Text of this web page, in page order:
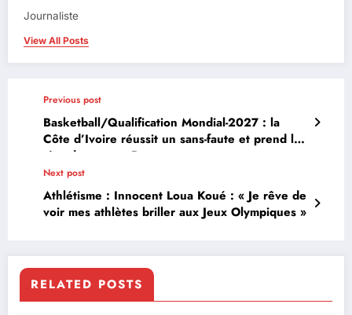
Journaliste
View All Posts
Previous post
Basketball/Qualification Mondial-2027 : la
Côte d’Ivoire réussit un sans-faute et prend la
tête du groupe B
Next post
Athlétisme : Innocent Loua Koué : « Je rêve de
voir mes athlètes briller aux Jeux Olympiques »
RELATED POSTS